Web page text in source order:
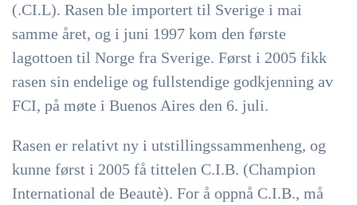
(.CI.L). Rasen ble importert til Sverige i mai
samme året, og i juni 1997 kom den første
lagottoen til Norge fra Sverige. Først i 2005 fikk
rasen sin endelige og fullstendige godkjenning av
FCI, på møte i Buenos Aires den 6. juli.
Rasen er relativt ny i utstillingssammenheng, og
kunne først i 2005 få tittelen C.I.B. (Champion
International de Beautè). For å oppnå C.I.B., må